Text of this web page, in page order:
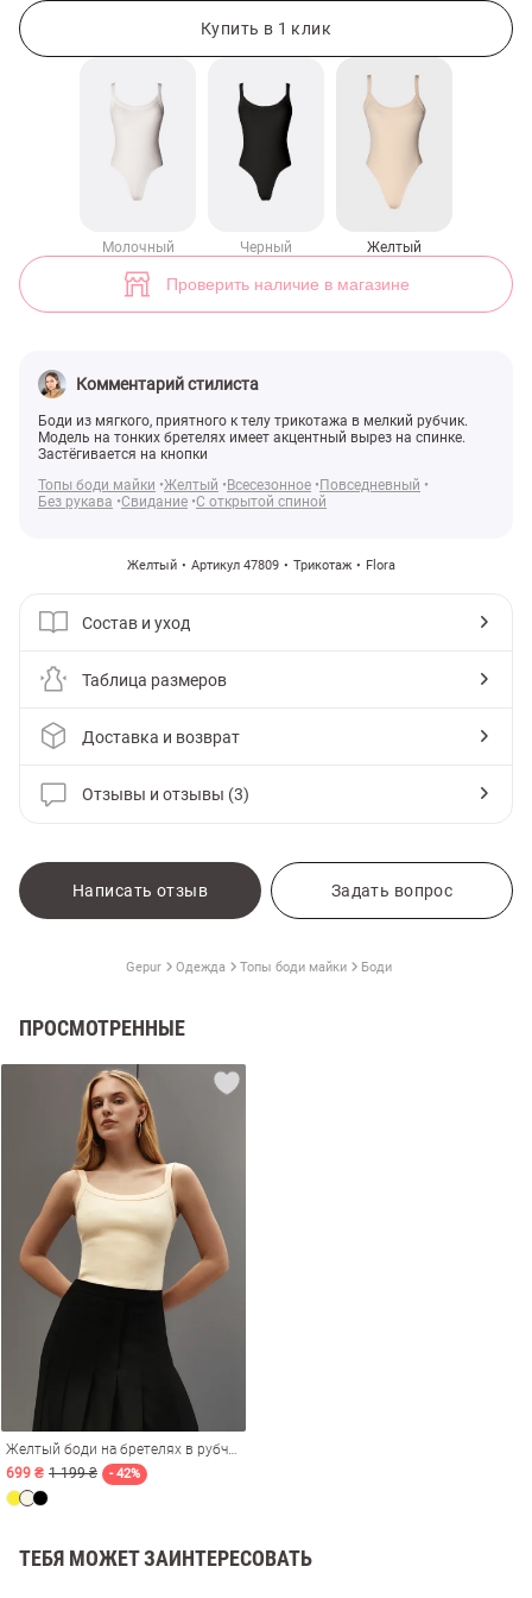
Купить в 1 клик
Молочный Черный Желтый
Проверить наличие в магазине
Комментарий стилиста
Боди из мягкого, приятного к телу трикотажа в мелкий рубчик.
Модель на тонких бретелях имеет акцентный вырез на спинке.
Застёгивается на кнопки
Топы боди майки Желтый Всесезонное
Повседневный
Без рукава Свидание С открытой спиной
Желтый Артикул 47809 Трикотаж Flora
Состав и уход
Таблица размеров
Доставка и возврат
Отзывы и отзывы (3)
Написать отзыв Задать вопрос
Gepur Одежда Топы боди майки Боди
ПРОСМОТРЕННЫЕ
Желтый боди на бретелях в рубчик
699 ₴ 1 199 ₴ - 42%
ТЕБЯ МОЖЕТ ЗАИНТЕРЕСОВАТЬ
Желтый боди на бретелях в рубчик (арт. 47809) ♡ интернет-